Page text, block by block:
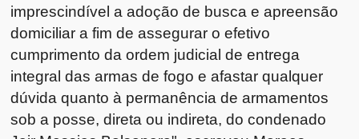
imprescindível a adoção de busca e apreensão
domiciliar a fim de assegurar o efetivo
cumprimento da ordem judicial de entrega
integral das armas de fogo e afastar qualquer
dúvida quanto à permanência de armamentos
sob a posse, direta ou indireta, do condenado